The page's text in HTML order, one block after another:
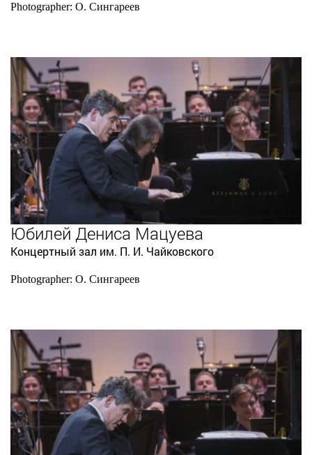
Photographer: О. Сингареев
Юбилей Дениса Мацуева
Концертный зал им. П. И. Чайковского
Photographer: О. Сингареев